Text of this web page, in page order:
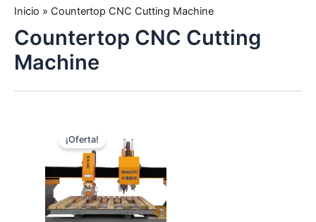
Producto
Aplicaciones
Soporte
Vietnamese
German
French
Uzbek
Polish
Hindi
Inicio » Countertop CNC Cutting Machine
Countertop CNC Cutting
Machine
¡Oferta!